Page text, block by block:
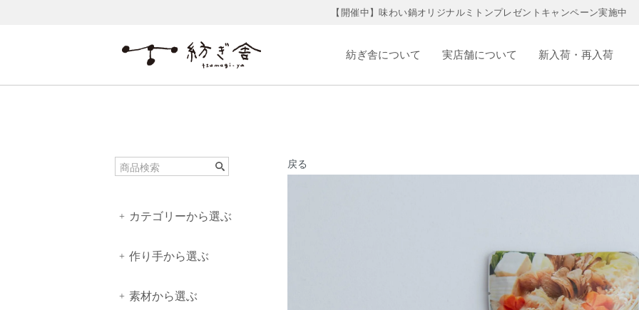
【開催中】味わい鍋オリジナルミトンプレゼントキャンペーン実施中
紡ぎ舎について 実店舗について 新入荷・再入荷
+ カテゴリーから選ぶ
+ 作り手から選ぶ
+ 素材から選ぶ
戻る